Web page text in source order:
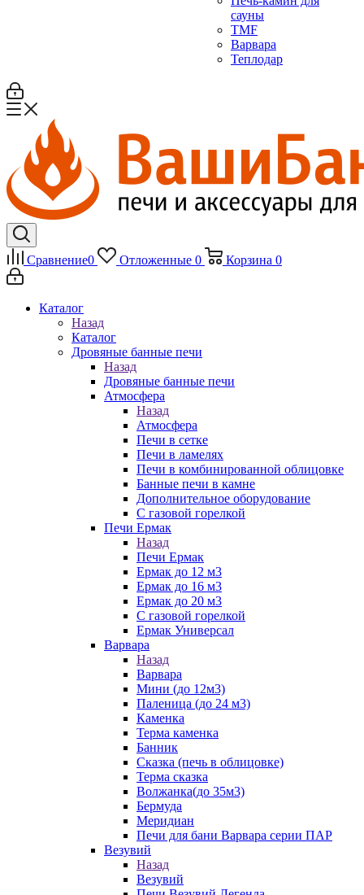
сауны
TMF
Варвара
Теплодар
Сравнение0 Отложенные 0 Корзина 0
Каталог
Назад
Каталог
Дровяные банные печи
Назад
Дровяные банные печи
Атмосфера
Назад
Атмосфера
Печи в сетке
Печи в ламелях
Печи в комбинированной облицовке
Банные печи в камне
Дополнительное оборудование
С газовой горелкой
Печи Ермак
Назад
Печи Ермак
Ермак до 12 м3
Ермак до 16 м3
Ермак до 20 м3
С газовой горелкой
Ермак Универсал
Варвара
Назад
Варвара
Мини (до 12м3)
Паленица (до 24 м3)
Каменка
Терма каменка
Банник
Сказка (печь в облицовке)
Терма сказка
Волжанка(до 35м3)
Бермуда
Меридиан
Печи для бани Варвара серии ПАР
Везувий
Назад
Везувий